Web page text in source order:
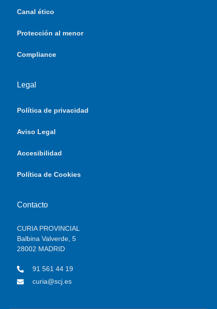
Canal ético
Protección al menor
Compliance
Legal
Política de privacidad
Aviso Legal
Accesibilidad
Política de Cookies
Contacto
CURIA PROVINCIAL
Balbina Valverde, 5
28002 MADRID
91 561 44 19
curia@scj.es